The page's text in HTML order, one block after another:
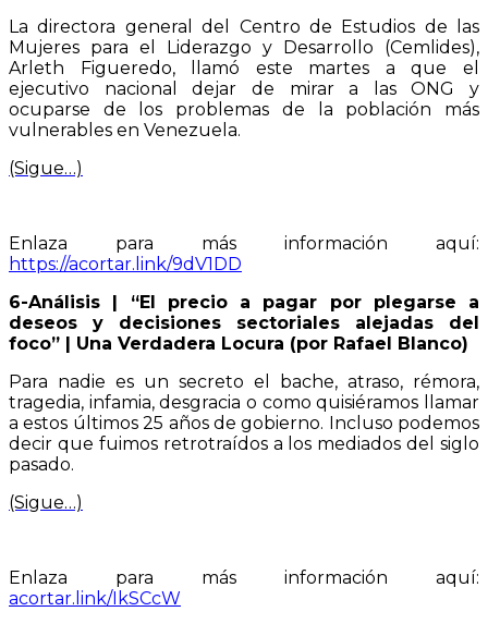
La directora general del Centro de Estudios de las
Mujeres para el Liderazgo y Desarrollo (Cemlides),
Arleth Figueredo, llamó este martes a que el
ejecutivo nacional dejar de mirar a las ONG y
ocuparse de los problemas de la población más
vulnerables en Venezuela.
(Sigue…)
Enlaza para más información aquí:
https://acortar.link/9dV1DD
6-Análisis | “El precio a pagar por plegarse a
deseos y decisiones sectoriales alejadas del
foco” | Una Verdadera Locura (por Rafael Blanco)
Para nadie es un secreto el bache, atraso, rémora,
tragedia, infamia, desgracia o como quisiéramos llamar
a estos últimos 25 años de gobierno. Incluso podemos
decir que fuimos retrotraídos a los mediados del siglo
pasado.
(Sigue…)
Enlaza para más información aquí:
acortar.link/IkSCcW